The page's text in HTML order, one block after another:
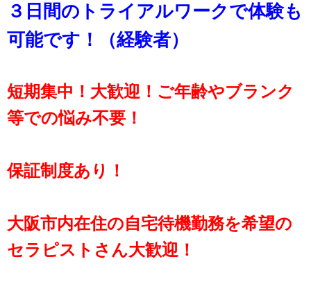
３日間のトライアルワークで体験も
可能です！（経験者）
短期集中！大歓迎！ご年齢やブランク
等での悩み不要！
保証制度あり！
大阪市内在住の自宅待機勤務を希望の
セラピストさん大歓迎！